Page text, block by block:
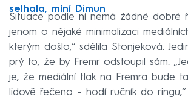
selhala, míní Dimun
Situace podle ní nemá žádné dobré
jenom o nějaké minimalizaci
kterým došlo,“ sdělila Stonjeková.
prý to, že by Fremr odstoupil sám.
je, že mediální tlak na Fremra bude
lidově řečeno – hodí ručník do